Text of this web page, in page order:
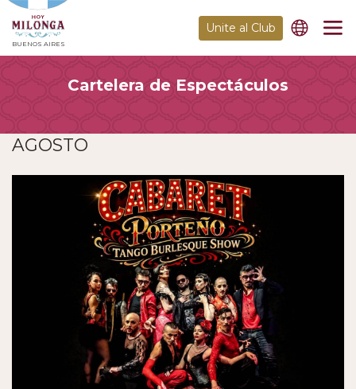
BUENOS AIRES
Unite al Club
Cartelera de Espectáculos
AGOSTO